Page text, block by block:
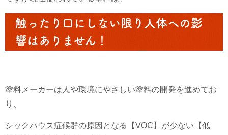
触ったり口にしない限り人体への影
響はありません！
塗料メーカーは人や環境にやさしい塗料の開発を進めてお
り、
シックハウス症候群の原因となる【VOC】が少ない【低